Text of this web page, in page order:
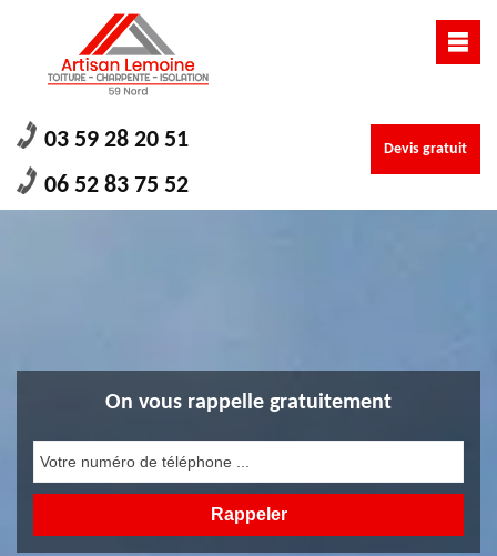
03 59 28 20 51
06 52 83 75 52
Devis gratuit
On vous rappelle gratuitement